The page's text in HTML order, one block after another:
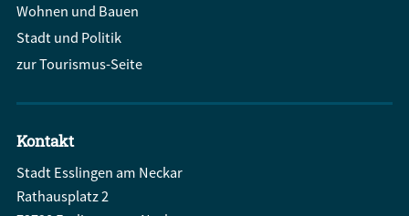
Wohnen und Bauen
Stadt und Politik
zur Tourismus-Seite
Kontakt
Stadt Esslingen am Neckar
Rathausplatz 2